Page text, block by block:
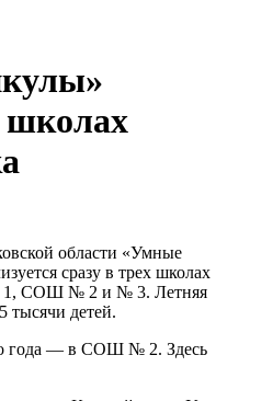
школах
области «Умные
сразу в трех школах
1, СОШ № 2 и № 3. Летняя
тысячи детей.
года — в СОШ № 2. Здесь